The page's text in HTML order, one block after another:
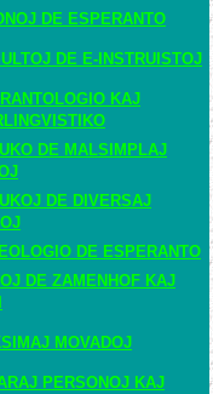
DE ESPERANTO
DE E-INSTRUISTOJ
KAJ
DE MALSIMPLAJ
DE DIVERSAJ
DE ESPERANTO
DE ZAMENHOF KAJ
MOVADOJ
PERSONOJ KAJ